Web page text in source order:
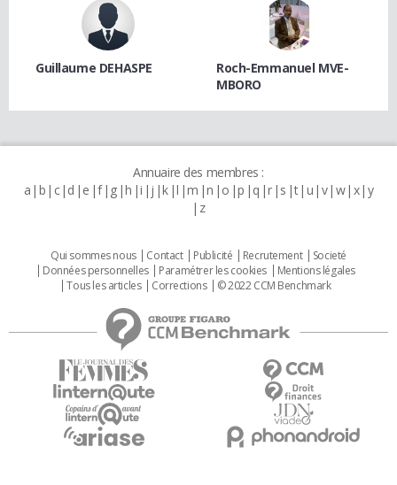
Guillaume DEHASPE
Roch-Emmanuel MVE-
MBORO
Annuaire des membres :
a b c d e f g h i j k l m n o p q r s t u v w x y
z
Qui sommes nous Contact Publicité Recrutement
Societé
Données personnelles
Paramétrer les cookies
Mentions légales
Tous les articles
Corrections © 2022 CCM Benchmark